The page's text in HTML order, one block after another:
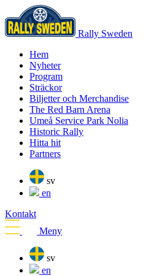
Rally Sweden
Hem
Nyheter
Program
Sträckor
Biljetter och Merchandise
The Red Barn Arena
Umeå Service Park Nolia
Historic Rally
Hitta hit
Partners
sv
en
Kontakt
Meny
sv
en